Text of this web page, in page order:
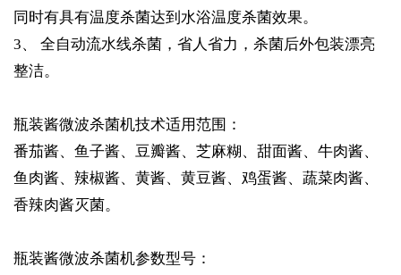
同时有具有温度杀菌达到水浴温度杀菌效果。
3、 全自动流水线杀菌，省人省力，杀菌后外包装漂亮
整洁。
瓶装酱微波杀菌机技术适用范围：
番茄酱、鱼子酱、豆瓣酱、芝麻糊、甜面酱、牛肉酱、
鱼肉酱、辣椒酱、黄酱、黄豆酱、鸡蛋酱、蔬菜肉酱、
香辣肉酱灭菌。
瓶装酱微波杀菌机参数型号：